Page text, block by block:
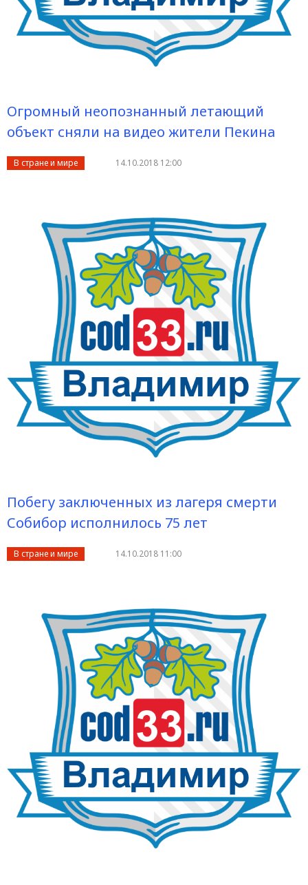
Огромный неопознанный летающий
объект сняли на видео жители Пекина
В стране и мире 14.10.2018 12:00
Побегу заключенных из лагеря смерти
Собибор исполнилось 75 лет
В стране и мире 14.10.2018 11:00